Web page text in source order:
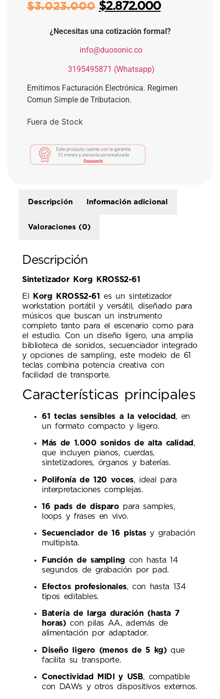
$3.023.000 $2.872.000
¿Necesitas una cotización formal?
info@duosonic.co
3195495871 (Whatsapp)
Emitimos Facturación Electrónica. Regimen
Comun Simple de Tributacion.
Fuera de Stock
Descripción Información adicional
Valoraciones (0)
Descripción
Sintetizador Korg KROSS2-61
El Korg KROSS2-61
es un sintetizador
workstation portátil y versátil, diseñado para
músicos que buscan un instrumento
completo tanto para el escenario como para
el estudio. Con un diseño ligero, una amplia
biblioteca de sonidos, secuenciador integrado
y opciones de sampling, este modelo de 61
teclas combina potencia creativa con
facilidad de transporte.
Características principales
61 teclas sensibles a la velocidad, en
un formato compacto y ligero.
Más de 1.000 sonidos de alta calidad ,
que incluyen pianos, cuerdas,
sintetizadores, órganos y baterías.
Polifonía de 120 voces, ideal para
interpretaciones complejas.
16 pads de disparo para samples,
loops y frases en vivo.
Secuenciador de 16 pistasy grabación
multipista.
Función de sampling con hasta 14
segundos de grabación por pad.
Efectos profesionales, con hasta 134
tipos editables.
Batería de larga duración (hasta 7
horas)con pilas AA, además de
alimentación por adaptador.
Diseño ligero (menos de 5 kg)que
facilita su transporte.
Conectividad MIDI y USB, compatible
con DAWs y otros dispositivos externos.